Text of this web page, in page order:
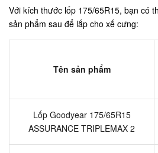
Với kích thước lốp 175/65R15, bạn có
sản phẩm sau để lắp cho xế cưng:
Tên sản phẩm
Lốp Goodyear 175/65R15
ASSURANCE TRIPLEMAX 2